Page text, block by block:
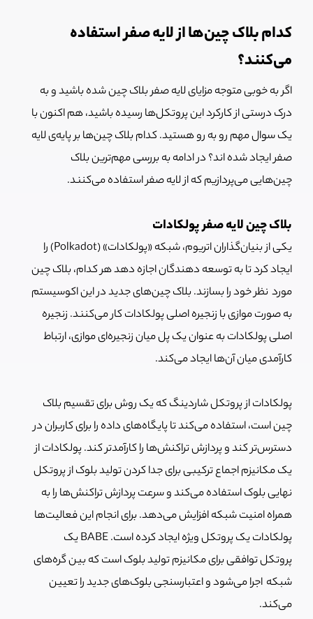
کدام بلاک چین‌ها از لایه صفر استفاده
می‌کنند؟
اگر به خوبی متوجه مزایای لایه صفر بلاک چین شده باشید و به
درک درستی از کارکرد این پروتکل‌ها رسیده باشید، هم اکنون با
یک سوال مهم رو به رو هستید. کدام بلاک چین‌ها بر پایه‌ی لایه
صفر ایجاد شده اند؟ در ادامه به بررسی مهم‌ترین بلاک
چین‌هایی می‌پردازیم که از لایه صفر استفاده می‌کنند.
بلاک چین لایه صفر پولکادات
یکی از بنیان‌گذاران اتریوم، شبکه «پولکادات» (Polkadot) را
ایجاد کرد تا به توسعه دهندگان اجازه دهد هر کدام، بلاک چین
مورد نظر خود را بسازند. بلاک چین‌های جدید در این اکوسیستم
به صورت موازی با زنجیره اصلی پولکادات کار می‌کنند. زنجیره
اصلی پولکادات به عنوان یک پل میان زنجیره‌ای موازی، ارتباط
کارآمدی میان آن‌ها ایجاد می‌کند.
پولکادات از پروتکل شاردینگ که یک روش برای تقسیم بلاک
چین است، استفاده می‌کند تا پایگاه‌های داده را برای کاربران در
دسترس‌تر کند و پردازش تراکنش‌ها را کارآمدتر کند.پولکادات از
یک مکانیزم اجماع ترکیبی برای جدا کردن تولید بلوک از پروتکل
نهایی بلوک استفاده می‌کند و سرعت پردازش تراکنش‌ها را به
همراه امنیت شبکه افزایش می‌دهد. برای انجام این فعالیت‌ها
پولکادات یک پروتکل ویژه ایجاد کرده است. BABE یک
پروتکل توافقی برای مکانیزم تولید بلوک است که بین گره‌های
شبکه اجرا می‌شود و اعتبارسنجی بلوک‌های جدید را تعیین
می‌کند.